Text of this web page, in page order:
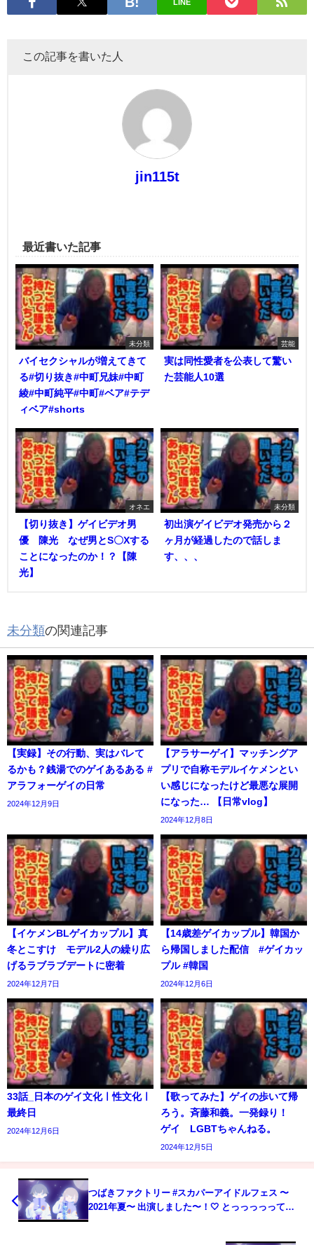
LINE
この記事を書いた人
jin115t
最近書いた記事
未分類
バイセクシャルが増えてきて
る#切り抜き#中町兄妹#中町
綾#中町純平#中町#ベア#テデ
ィベア#shorts
芸能
実は同性愛者を公表して驚い
た芸能人10選
オネエ
【切り抜き】ゲイビデオ男
優 陳光 なぜ男とS〇Xする
ことになったのか！？【陳
光】
未分類
初出演ゲイビデオ発売から２
ヶ月が経過したので話しま
す、、、
未分類の関連記事
【実録】その行動、実はバレて
るかも？銭湯でのゲイあるある #
アラフォーゲイの日常
2024年12月9日
【アラサーゲイ】マッチングア
プリで自称モデルイケメンとい
い感じになったけど最悪な展開
になった… 【日常vlog】
2024年12月8日
【イケメンBLゲイカップル】真
冬とこすけ モデル2人の繰り広
げるラブラブデートに密着
2024年12月7日
【14歳差ゲイカップル】韓国か
ら帰国しました配信 #ゲイカッ
プル #韓国
2024年12月6日
33話_日本のゲイ文化ㅣ性文化ㅣ
最終日
2024年12月6日
【歌ってみた】ゲイの歩いて帰
ろう。斉藤和義。一発録り！
ゲイ LGBTちゃんねる。
2024年12月5日
つばきファクトリー #スカパーアイドルフェス 〜
2021年夏〜 出演しました〜！🤍 とっっっっっても